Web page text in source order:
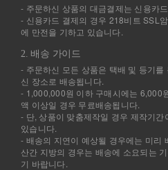
- 주문하신 상품의 대금결제는 신용카
- 신용카드 결제의 경우 218비트 SSL
에 만전을 기하고 있습니다.
2. 배송 가이드
- 주문하신 모든 상품은 택배 및 등기
신 장소로 배송됩니다.
- 1,000,000원 이하 구매시에는 6,000
액 이상일 경우 무료배송됩니다.
- 단, 상품이 맞춤제작일 경우 제작기
있습니다.
- 배송의 지연이 예상될 경우에는 미리
산간 지방의 경우는 배송에 소요되는
기 바랍니다.